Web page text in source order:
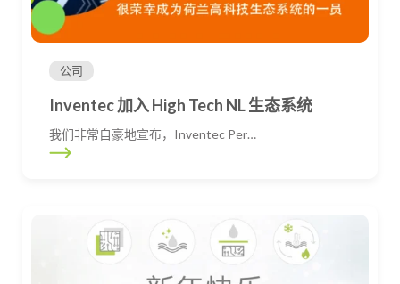
公司
Inventec 加入 High Tech NL 生态系统
我们非常自豪地宣布，Inventec Per…